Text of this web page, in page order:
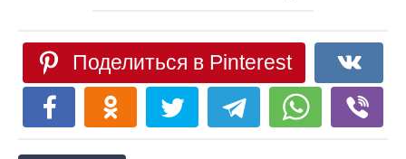
Поделиться в Pinterest